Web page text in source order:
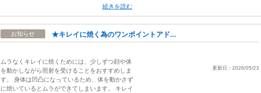
続きを読む
お知らせ ★キレイに焼く為のワンポイントアド...
ムラなくキレイに焼くためには、少しずつ顔や体
を動かしながら照射を受けることをおすすめしま
す。 身体は凹凸になっているため、体を動かさず
に焼いているとムラができてしまいます。 キレイ
更新日：2026/05/23